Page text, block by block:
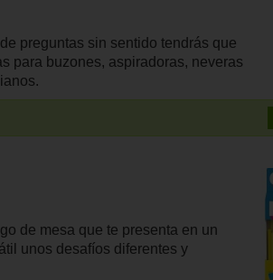
preguntas sin sentido tendrás que
para buzones, aspiradoras, neveras
de mesa que te presenta en un
unos desafíos diferentes y